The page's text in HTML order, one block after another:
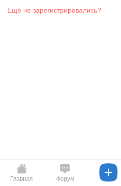
Еще не зарегистрировались?
Главная Форум